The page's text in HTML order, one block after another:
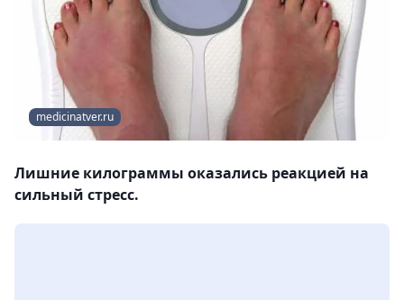
medicinatver.ru
Лишние килограммы оказались реакцией на
сильный стресс.